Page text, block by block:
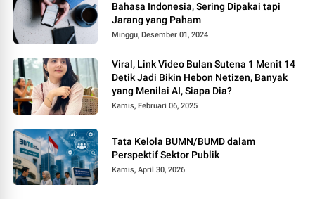
Bahasa Indonesia, Sering Dipakai tapi
Jarang yang Paham
Minggu, Desember 01, 2024
Viral, Link Video Bulan Sutena 1 Menit 14
Detik Jadi Bikin Hebon Netizen, Banyak
yang Menilai AI, Siapa Dia?
Kamis, Februari 06, 2025
Tata Kelola BUMN/BUMD dalam
Perspektif Sektor Publik
Kamis, April 30, 2026